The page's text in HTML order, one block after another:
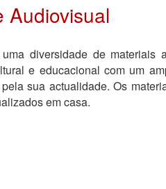
Audiovisual
diversidade de materiais
e educacional com um
sua actualidade. Os
em casa.